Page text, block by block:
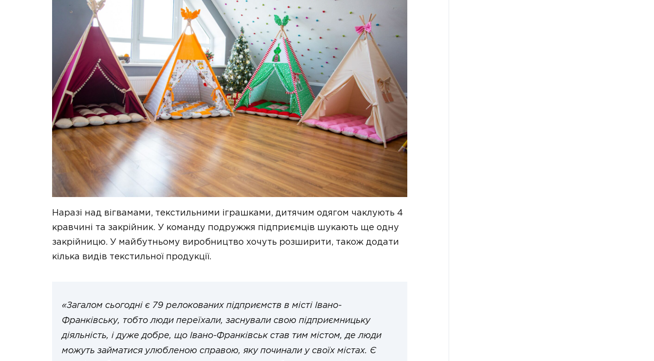
Наразі над вігвамами, текстильними іграшками, дитячим одягом чаклують 4
кравчині та закрійник. У команду подружжя підприємців шукають ще одну
закрійницю. У майбутньому виробництво хочуть розширити, також додати
кілька видів текстильної продукції.
«Загалом сьогодні є 79 релокованих підприємств в місті Івано-
Франківську, тобто люди переїхали, заснували свою підприємницьку
діяльність, і дуже добре, що Івано-Франківськ став тим містом, де люди
можуть займатися улюбленою справою, яку починали у своїх містах. Є